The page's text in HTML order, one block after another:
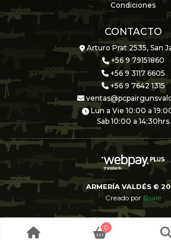
Condiciones
CONTACTO
Arturo Prat 2535, San
+56 9 79151860
+56 9 3117 6605
+56 9 7642 1315
Lun a Vie 10:00 a
Sab 10:00 a 14:30hrs
ARMERÍA VALDÉS ©
Creado por Bsale
0